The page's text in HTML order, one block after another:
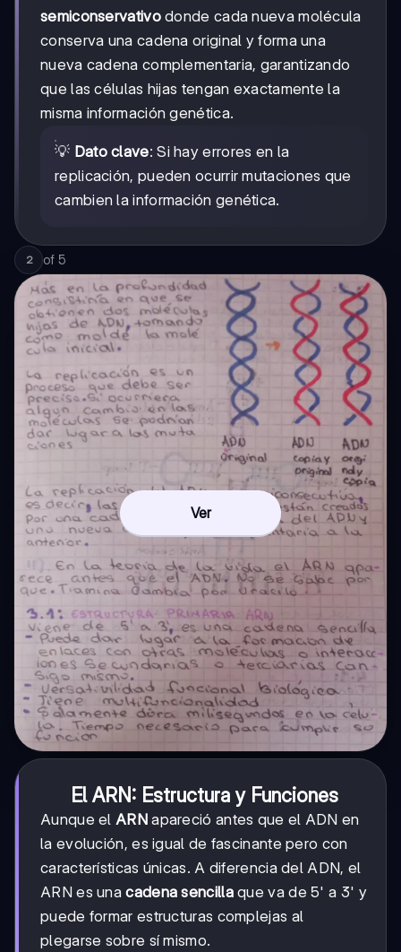
semiconservativodonde cada nueva molécula
conserva una cadena original y forma una
nueva cadena complementaria, garantizando
que las células hijas tengan exactamente la
misma información genética.
💡 Dato clave: Si hay errores en la
replicación, pueden ocurrir mutaciones que
cambien la información genética.
2 of 5
Ver
El ARN: Estructura y Funciones
Aunque el ARNapareció antes que el ADN en
la evolución, es igual de fascinante pero con
características únicas. A diferencia del ADN, el
ARN es unacadena sencillaque va de 5' a 3' y
puede formar estructuras complejas al
plegarse sobre sí mismo.